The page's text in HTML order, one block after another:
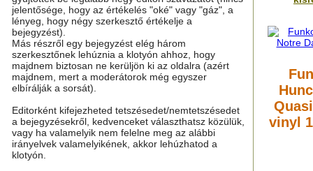
jelentősége, hogy az értékelés "oké" vagy "gáz", a
lényeg, hogy négy szerkesztő értékelje a
bejegyzést).
Más részről egy bejegyzést elég három
szerkesztőnek lehúznia a klotyón ahhoz, hogy
majdnem biztosan ne kerüljön ki az oldalra (azért
majdnem, mert a moderátorok még egyszer
elbírálják a sorsát).
Editorként kifejezheted tetszésedet/nemtetszésedet
a bejegyzésekről, kedvenceket választhatsz közülük,
vagy ha valamelyik nem felelne meg az alábbi
irányelvek valamelyikének, akkor lehúzhatod a
klotyón.
vinyl